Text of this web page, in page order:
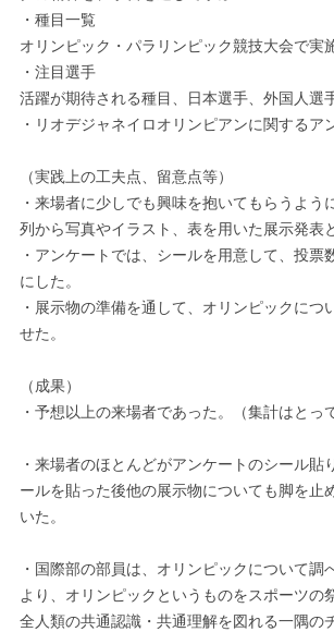
・種目一覧
オリンピック・パラリンピック競技大会で実
・注目選手
活躍が期待される種目、日本選手、外国人選
・リオデジャネイロオリンピアンに関するア
（実践上の工夫点、留意点等）
・来場者に少しでも興味を抱いてもらうよう
列から写真やイラスト、表を用いた展示発表
・アンケートでは、シールを用意して、投票
にした。
・展示物の準備を通して、オリンピックにつ
せた。
（成果）
・予想以上の来場者であった。（集計はとっ
・来場者のほとんどがアンケートのシール貼
ールを貼った後他の展示物についても脚を止
いた。
・国際部の部員は、オリンピックについて調
より、オリンピックというものをスポーツの
全人類の共通認識・共通理解を図れる一隅の